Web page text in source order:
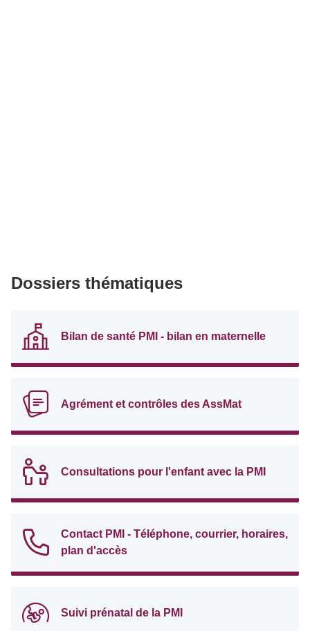
Dossiers thématiques
Bilan de santé PMI - bilan en maternelle
Agrément et contrôles des AssMat
Consultations pour l'enfant avec la PMI
Contact PMI - Téléphone, courrier, horaires,
plan d'accès
Suivi prénatal de la PMI